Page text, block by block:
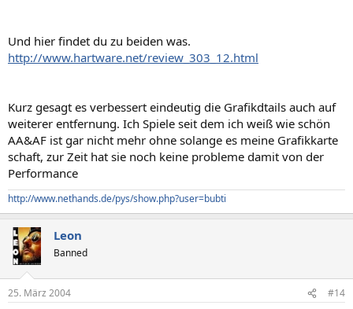
Und hier findet du zu beiden was.
http://www.hartware.net/review_303_12.html
Kurz gesagt es verbessert eindeutig die Grafikdtails auch auf
weiterer entfernung. Ich Spiele seit dem ich weiß wie schön
AA&AF ist gar nicht mehr ohne solange es meine Grafikkarte
schaft, zur Zeit hat sie noch keine probleme damit von der
Performance
http://www.nethands.de/pys/show.php?user=bubti
Leon
Banned
25. März 2004 #14